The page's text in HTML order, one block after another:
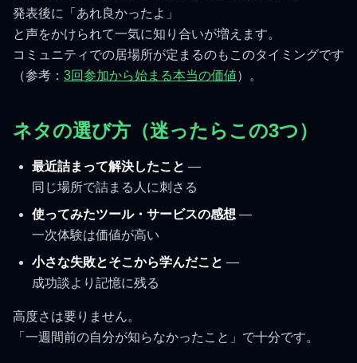
発表後に「あれ良かったよ」
と声をかけられて一気に知り合いが増えます。
コミュニティでの居場所が定まるのもこのタイミングです
（参考： 3回参加から始まる本当の価値）。
ネタの選び方（迷ったらこの3つ）
最近詰まって解決したこと —
同じ場所で詰まる人に刺さる
使ってみたツール・サービスの感想 —
一次体験は価値が高い
小さな失敗とそこから学んだこと —
成功談より記憶に残る
高度さは要りません。
「一週間前の自分が知らなかったこと」で十分です。